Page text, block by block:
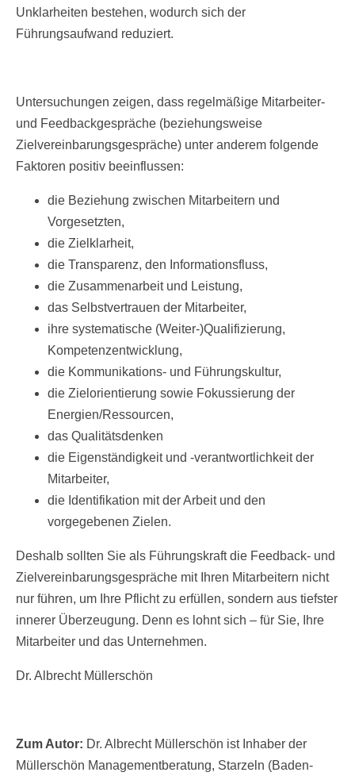
Unklarheiten bestehen, wodurch sich der
Führungsaufwand reduziert.
Untersuchungen zeigen, dass regelmäßige Mitarbeiter-
und Feedbackgespräche (beziehungsweise
Zielvereinbarungsgespräche) unter anderem folgende
Faktoren positiv beeinflussen:
die Beziehung zwischen Mitarbeitern und
Vorgesetzten,
die Zielklarheit,
die Transparenz, den Informationsfluss,
die Zusammenarbeit und Leistung,
das Selbstvertrauen der Mitarbeiter,
ihre systematische (Weiter-)Qualifizierung,
Kompetenzentwicklung,
die Kommunikations- und Führungskultur,
die Zielorientierung sowie Fokussierung der
Energien/Ressourcen,
das Qualitätsdenken
die Eigenständigkeit und -verantwortlichkeit der
Mitarbeiter,
die Identifikation mit der Arbeit und den
vorgegebenen Zielen.
Deshalb sollten Sie als Führungskraft die Feedback- und
Zielvereinbarungsgespräche mit Ihren Mitarbeitern nicht
nur führen, um Ihre Pflicht zu erfüllen, sondern aus tiefster
innerer Überzeugung. Denn es lohnt sich – für Sie, Ihre
Mitarbeiter und das Unternehmen.
Dr. Albrecht Müllerschön
Zum Autor: Dr. Albrecht Müllerschön ist Inhaber der
Müllerschön Managementberatung, Starzeln (Baden-